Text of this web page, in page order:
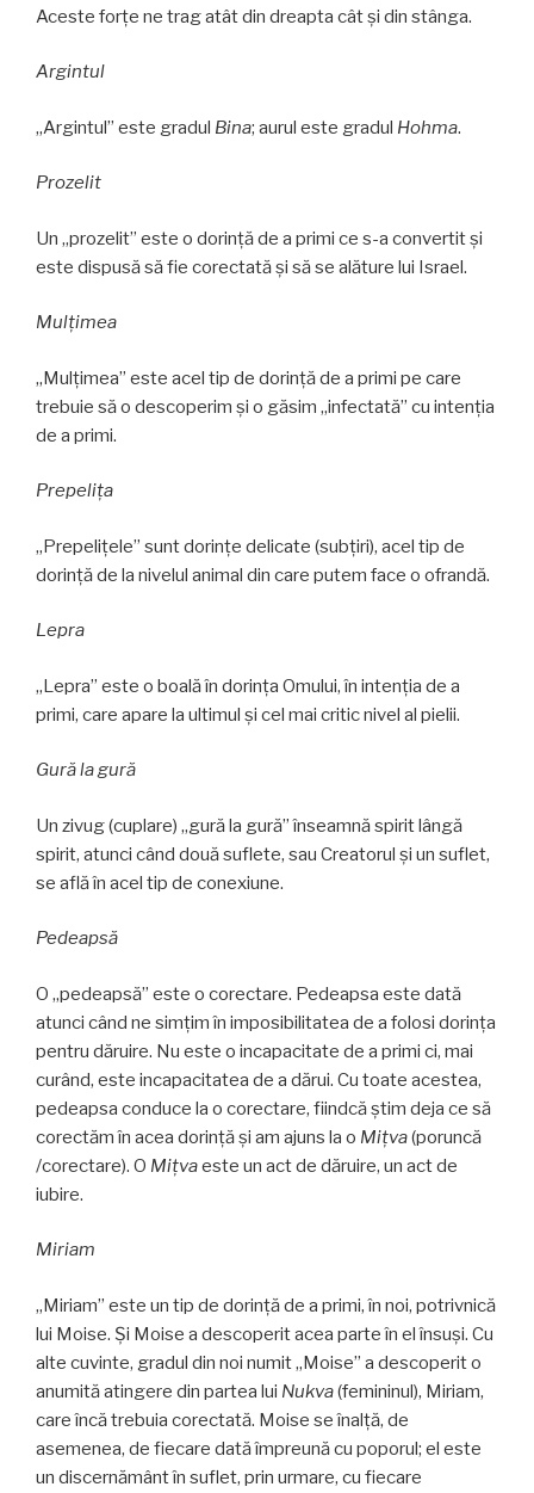
Aceste forțe ne trag atât din dreapta cât și din stânga.
Argintul
„Argintul” este gradul Bina; aurul este gradul Hohma.
Prozelit
Un „prozelit” este o dorință de a primi ce s-a convertit și
este dispusă să fie corectată și să se alăture lui Israel.
Mulţimea
„Mulţimea” este acel tip de dorință de a primi pe care
trebuie să o descoperim și o găsim „infectată” cu intenția
de a primi.
Prepeliţa
„Prepelițele” sunt dorințe delicate (subțiri), acel tip de
dorință de la nivelul animal din care putem face o ofrandă.
Lepra
„Lepra” este o boală în dorința Omului, în intenția de a
primi, care apare la ultimul și cel mai critic nivel al pielii.
Gură la gură
Un zivug (cuplare) „gură la gură” înseamnă spirit lângă
spirit, atunci când două suflete, sau Creatorul și un suflet,
se află în acel tip de conexiune.
Pedeapsă
O „pedeapsă” este o corectare. Pedeapsa este dată
atunci când ne simțim în imposibilitatea de a folosi dorința
pentru dăruire. Nu este o incapacitate de a primi ci, mai
curând, este incapacitatea de a dărui. Cu toate acestea,
pedeapsa conduce la o corectare, fiindcă ştim deja ce să
corectăm în acea dorință și am ajuns la o Mițva(poruncă
/corectare). O Mițvaeste un act de dăruire, un act de
iubire.
Miriam
„Miriam” este un tip de dorință de a primi, în noi, potrivnică
lui Moise. Și Moise a descoperit acea parte în el însuși. Cu
alte cuvinte, gradul din noi numit „Moise” a descoperit o
anumită atingere din partea lui Nukva(femininul), Miriam,
care încă trebuia corectată. Moise se înalţă, de
asemenea, de fiecare dată împreună cu poporul; el este
un discernământ în suflet, prin urmare, cu fiecare